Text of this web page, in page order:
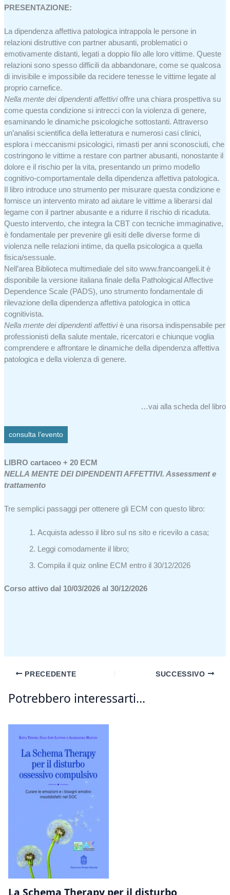
PRESENTAZIONE:
La dipendenza affettiva patologica intrappola le persone in
relazioni distruttive con partner abusanti, problematici o
emotivamente distanti, legati a doppio filo alle loro vittime. Queste
relazioni sono spesso difficili da abbandonare, come se qualcosa
di invisibile e impossibile da recidere tenesse le vittime legate al
proprio carnefice.
Nella mente dei dipendenti affettivioffre una chiara prospettiva su
come questa condizione si intrecci con la violenza di genere,
esaminando le dinamiche psicologiche sottostanti. Attraverso
un’analisi scientifica della letteratura e numerosi casi clinici,
esplora i meccanismi psicologici, rimasti per anni sconosciuti, che
costringono le vittime a restare con partner abusanti, nonostante il
dolore e il rischio per la vita, presentando un primo modello
cognitivo-comportamentale della dipendenza affettiva patologica.
Il libro introduce uno strumento per misurare questa condizione e
fornisce un intervento mirato ad aiutare le vittime a liberarsi dal
legame con il partner abusante e a ridurre il rischio di ricaduta.
Questo intervento, che integra la CBT con tecniche immaginative,
è fondamentale per prevenire gli esiti delle diverse forme di
violenza nelle relazioni intime, da quella psicologica a quella
fisica/sessuale.
Nell’area Biblioteca multimediale del sito www.francoangeli.it è
disponibile la versione italiana finale della Pathological Affective
Dependence Scale (PADS), uno strumento fondamentale di
rilevazione della dipendenza affettiva patologica in ottica
cognitivista.
Nella mente dei dipendenti affettiviè una risorsa indispensabile per
professionisti della salute mentale, ricercatori e chiunque voglia
comprendere e affrontare le dinamiche della dipendenza affettiva
patologica e della violenza di genere.
…vai alla scheda del libro
consulta l’evento
LIBRO cartaceo + 20 ECM
NELLA MENTE DEI DIPENDENTI AFFETTIVI.Assessment e
trattamento
Tre semplici passaggi per ottenere gli ECM con questo libro:
Acquista adesso il libro sul ns sito e ricevilo a casa;
Leggi comodamente il libro;
Compila il quiz online ECM entro il 30/12/2026
Corso attivo dal 10/03/2026 al 30/12/2026
PRECEDENTE SUCCESSIVO
Potrebbero interessarti...
La Schema Therapy per il disturbo